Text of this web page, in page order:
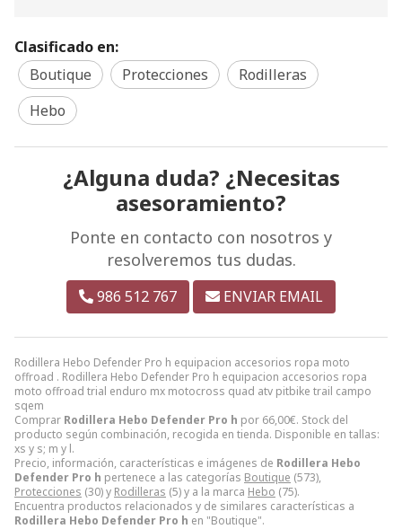
Rodillera Hebo Defender Pro h equipacion accesorios ropa moto
offroad . Rodillera Hebo Defender Pro h equipacion accesorios ropa
moto offroad trial enduro mx motocross quad atv pitbike trail campo
sqem
Comprar Rodillera Hebo Defender Pro h por 66,00€. Stock del
producto según combinación, recogida en tienda. Disponible en tallas:
xs y s; m y l.
Precio, información, características e imágenes de Rodillera Hebo
Defender Pro h pertenece a las categorías Boutique (573),
Protecciones (30) y Rodilleras (5) y a la marca Hebo (75).
Encuentra productos relacionados y de similares características a
Rodillera Hebo Defender Pro h en "Boutique".
Clasificado en:
Boutique
Protecciones
Rodilleras
Hebo
¿Alguna duda? ¿Necesitas
asesoramiento?
Ponte en contacto con nosotros y
resolveremos tus dudas.
986 512 767 ENVIAR EMAIL